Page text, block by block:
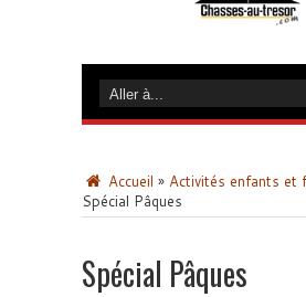
Accueil » Activités enfants et
Spécial Pâques
Spécial Pâques